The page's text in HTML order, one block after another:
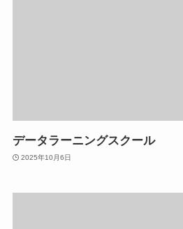
データラーニングスクール
2025年10月6日